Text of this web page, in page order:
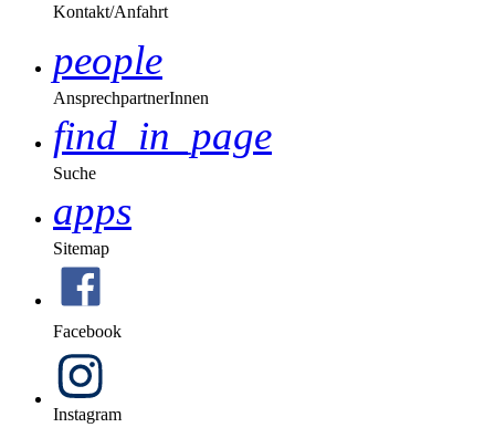
Kontakt/Anfahrt
people
AnsprechpartnerInnen
find_in_page
Suche
apps
Sitemap
Facebook
Instagram